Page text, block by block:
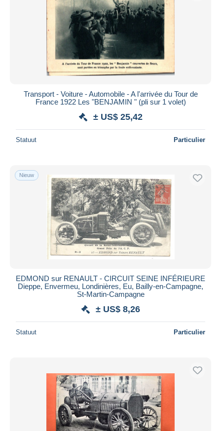
Transport - Voiture - Automobile - A l'arrivée du Tour de
France 1922 Les "BENJAMIN " (pli sur 1 volet)
± US$ 25,42
Statuut Particulier
Nieuw
EDMOND sur RENAULT - CIRCUIT SEINE INFÉRIEURE
Dieppe, Envermeu, Londinières, Eu, Bailly‑en‑Campagne,
St‑Martin‑Campagne
± US$ 8,26
Statuut Particulier